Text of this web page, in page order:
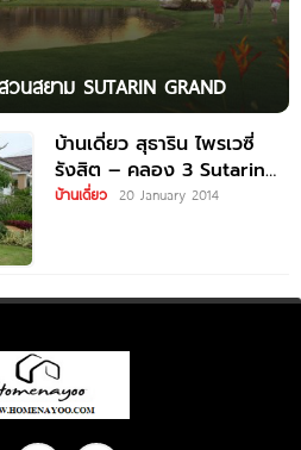
สยาม SUTARIN GRAND
บ้านเดี่ยว สุธาริน ไพรเวซี่
รังสิต – คลอง 3 Sutarin
Privacy
บ้านเดี่ยว 20 January 2014